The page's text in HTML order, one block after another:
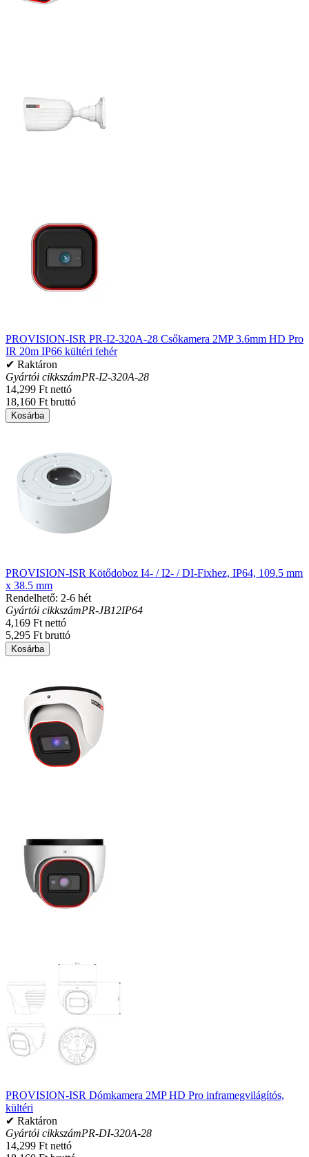
PROVISION-ISR PR-I2-320A-28 Csőkamera 2MP 3.6mm HD Pro
IR 20m IP66 kültéri fehér
✔ Raktáron
Gyártói cikkszámPR-I2-320A-28
14,299 Ft nettó
18,160 Ft bruttó
Kosárba
PROVISION-ISR Kötődoboz I4- / I2- / DI-Fixhez, IP64, 109.5 mm
x 38.5 mm
Rendelhető: 2-6 hét
Gyártói cikkszámPR-JB12IP64
4,169 Ft nettó
5,295 Ft bruttó
Kosárba
PROVISION-ISR Dómkamera 2MP HD Pro inframegvilágítós,
kültéri
✔ Raktáron
Gyártói cikkszámPR-DI-320A-28
14,299 Ft nettó